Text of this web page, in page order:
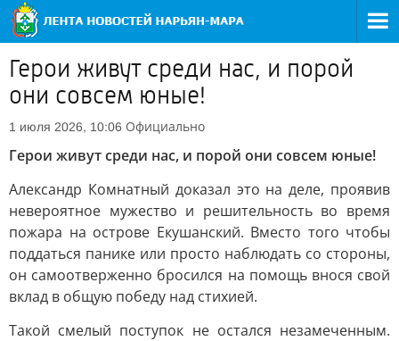
Герои живут среди нас, и порой
они совсем юные!
1 июля 2026, 10:06 Официально
Герои живут среди нас, и порой они совсем юные!
Александр Комнатный доказал это на деле, проявив
невероятное мужество и решительность во время
пожара на острове Екушанский. Вместо того чтобы
поддаться панике или просто наблюдать со стороны,
он самоотверженно бросился на помощь внося свой
вклад в общую победу над стихией.
Такой смелый поступок не остался незамеченным.